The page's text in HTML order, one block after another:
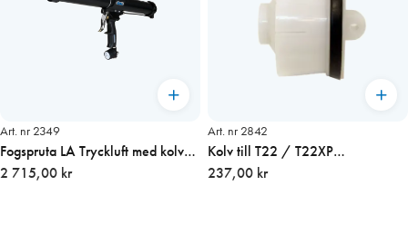
Art. nr 2349
Fogspruta LA Tryckluft med kolv
310 ml
2 715,00 kr
Art. nr 2842
Kolv till T22 / T22XP
inkl.packning
237,00 kr